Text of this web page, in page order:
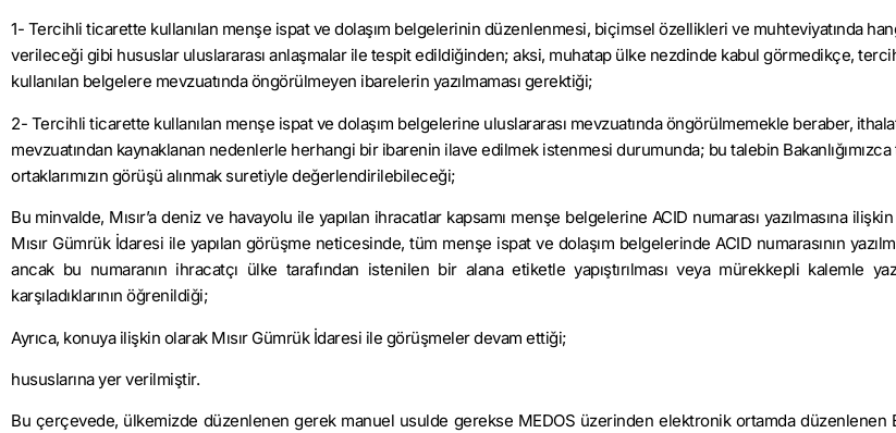
1- Tercihli ticarette kullanılan menşe ispat ve dolaşım belgelerinin düzenlenmesi, biçimsel özellikleri ve muhteviyatında
verileceği gibi hususlar uluslararası anlaşmalar ile tespit edildiğinden; aksi, muhatap ülke nezdinde kabul görmedikçe,
kullanılan belgelere mevzuatında öngörülmeyen ibarelerin yazılmaması gerektiği;
2- Tercihli ticarette kullanılan menşe ispat ve dolaşım belgelerine uluslararası mevzuatında öngörülmemekle beraber,
mevzuatından kaynaklanan nedenlerle herhangi bir ibarenin ilave edilmek istenmesi durumunda; bu talebin
ortaklarımızın görüşü alınmak suretiyle değerlendirilebileceği;
Bu minvalde, Mısır’a deniz ve havayolu ile yapılan ihracatlar kapsamı menşe belgelerine ACID numarası yazılmasına
Mısır Gümrük İdaresi ile yapılan görüşme neticesinde, tüm menşe ispat ve dolaşım belgelerinde ACID numarasının
ancak bu numaranın ihracatçı ülke tarafından istenilen bir alana etiketle yapıştırılması veya mürekkepli kalemle
karşıladıklarının öğrenildiği;
Ayrıca, konuya ilişkin olarak Mısır Gümrük İdaresi ile görüşmeler devam ettiği;
hususlarına yer verilmiştir.
Bu çerçevede, ülkemizde düzenlenen gerek manuel usulde gerekse MEDOS üzerinden elektronik ortamda düzenlenen